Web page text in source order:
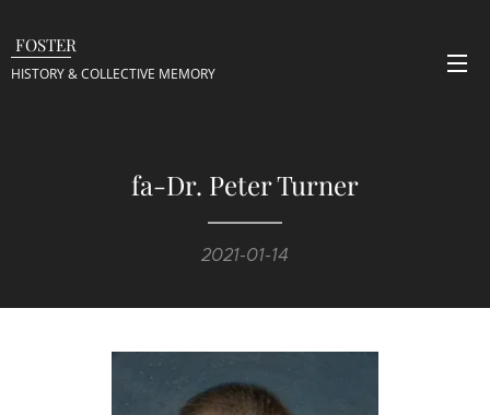
FOSTER
HISTORY & COLLECTIVE MEMORY
fa-Dr. Peter Turner
2021-01-14